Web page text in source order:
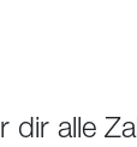
dir alle